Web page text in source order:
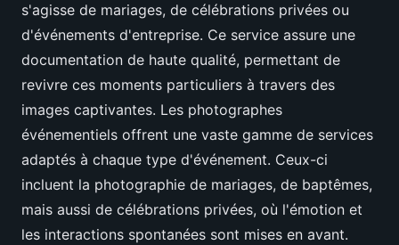
s'agisse de mariages, de célébrations privées ou
d'événements d'entreprise. Ce service assure une
documentation de haute qualité, permettant de
revivre ces moments particuliers à travers des
images captivantes. Les photographes
événementiels offrent une vaste gamme de services
adaptés à chaque type d'événement. Ceux-ci
incluent la photographie de mariages, de baptêmes,
mais aussi de célébrations privées, où l'émotion et
les interactions spontanées sont mises en avant.